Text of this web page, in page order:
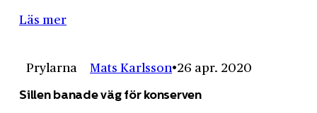
Läs mer
Prylarna Mats Karlsson 26 apr. 2020
Sillen banade väg för konserven